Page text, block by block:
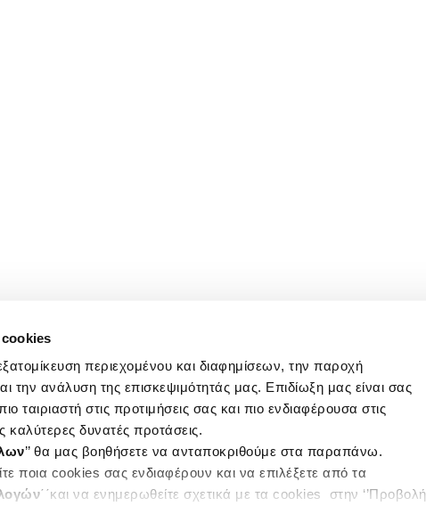
cookies
περιεχομένου και διαφημίσεων, την παροχή
την ανάλυση της επισκεψιμότητάς μας. Επιδίωξη μας είναι σας
ταιριαστή στις προτιμήσεις σας και πιο ενδιαφέρουσα στις
καλύτερες δυνατές προτάσεις.
’’ θα μας βοηθήσετε να ανταποκριθούμε στα παραπάνω.
ποια cookies σας ενδιαφέρουν και να επιλέξετε από τα
΄΄και να ενημερωθείτε σχετικά με τα cookies στην ‘’Προβολή